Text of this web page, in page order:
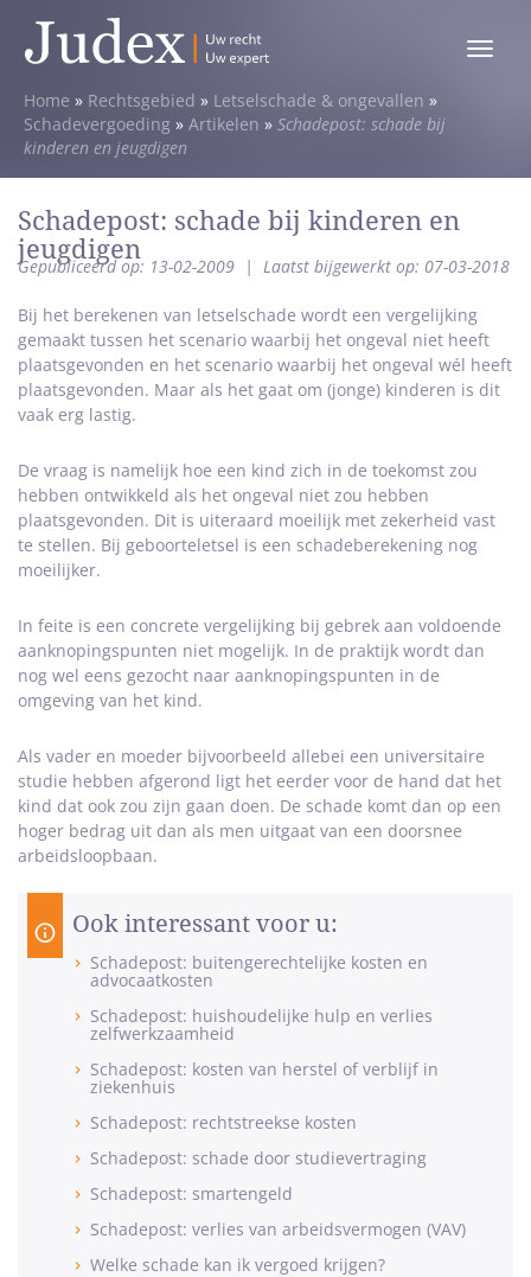
Toggle
Home » Rechtsgebied » Letselschade & ongevallen »
Schadevergoeding » Artikelen » Schadepost: schade bij
kinderen en jeugdigen
Schadepost: schade bij kinderen en
jeugdigen
Gepubliceerd op: 13-02-2009 | Laatst bijgewerkt op: 07-03-2018
Bij het berekenen van letselschade wordt een vergelijking
gemaakt tussen het scenario waarbij het ongeval niet heeft
plaatsgevonden en het scenario waarbij het ongeval wél heeft
plaatsgevonden. Maar als het gaat om (jonge) kinderen is dit
vaak erg lastig.
De vraag is namelijk hoe een kind zich in de toekomst zou
hebben ontwikkeld als het ongeval niet zou hebben
plaatsgevonden. Dit is uiteraard moeilijk met zekerheid vast
te stellen. Bij geboorteletsel is een schadeberekening nog
moeilijker.
In feite is een concrete vergelijking bij gebrek aan voldoende
aanknopingspunten niet mogelijk. In de praktijk wordt dan
nog wel eens gezocht naar aanknopingspunten in de
omgeving van het kind.
Als vader en moeder bijvoorbeeld allebei een universitaire
studie hebben afgerond ligt het eerder voor de hand dat het
kind dat ook zou zijn gaan doen. De schade komt dan op een
hoger bedrag uit dan als men uitgaat van een doorsnee
arbeidsloopbaan.
Ook interessant voor u:
Schadepost: buitengerechtelijke kosten en
advocaatkosten
Schadepost: huishoudelijke hulp en verlies
zelfwerkzaamheid
Schadepost: kosten van herstel of verblijf in
ziekenhuis
Schadepost: rechtstreekse kosten
Schadepost: schade door studievertraging
Schadepost: smartengeld
Schadepost: verlies van arbeidsvermogen (VAV)
Welke schade kan ik vergoed krijgen?